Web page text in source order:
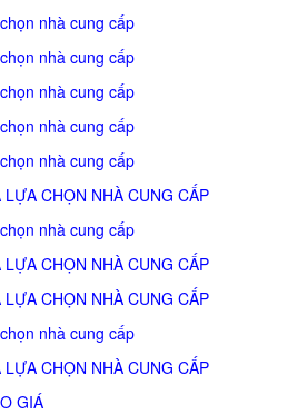
nhà cung cấp
nhà cung cấp
nhà cung cấp
nhà cung cấp
nhà cung cấp
CHỌN NHÀ CUNG CẤP
nhà cung cấp
CHỌN NHÀ CUNG CẤP
CHỌN NHÀ CUNG CẤP
nhà cung cấp
CHỌN NHÀ CUNG CẤP
GIÁ